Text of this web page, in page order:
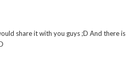
share it with you guys ;D And there is